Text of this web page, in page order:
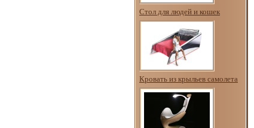
Стол для людей и кошек
Кровать из крыльев самолета